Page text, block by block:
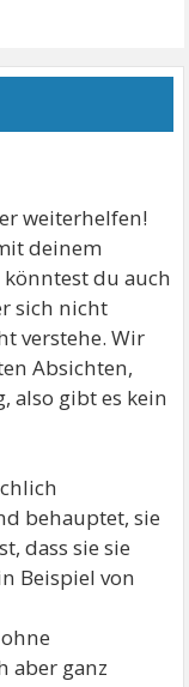
weiterhelfen!
deinem
du auch
sich nicht
verstehe. Wir
Absichten,
also gibt es kein
behauptet, sie
dass sie sie
Beispiel von
aber ganz